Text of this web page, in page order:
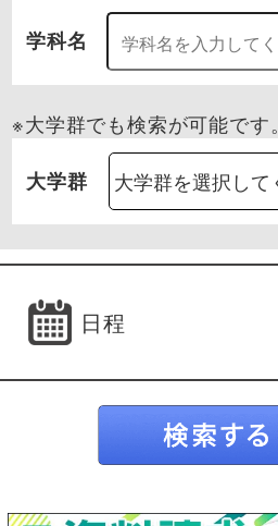
学科名
※大学群でも検索が可能です。
大学群
日程